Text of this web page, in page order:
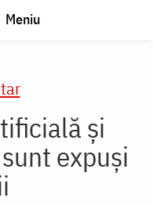
Meniu
și
expuși